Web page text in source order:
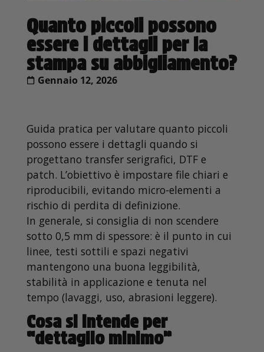
Quanto piccoli possono
essere i dettagli per la
stampa su abbigliamento?
Gennaio 12, 2026
Guida pratica per valutare quanto piccoli
possono essere i dettagli quando si
progettano transfer serigrafici, DTF e
patch. L’obiettivo è impostare file chiari e
riproducibili, evitando micro-elementi a
rischio di perdita di definizione.
In generale, si consiglia di non scendere
sotto 0,5 mm di spessore: è il punto in cui
linee, testi sottili e spazi negativi
mantengono una buona leggibilità,
stabilità in applicazione e tenuta nel
tempo (lavaggi, uso, abrasioni leggere).
Cosa si intende per
“dettaglio minimo”